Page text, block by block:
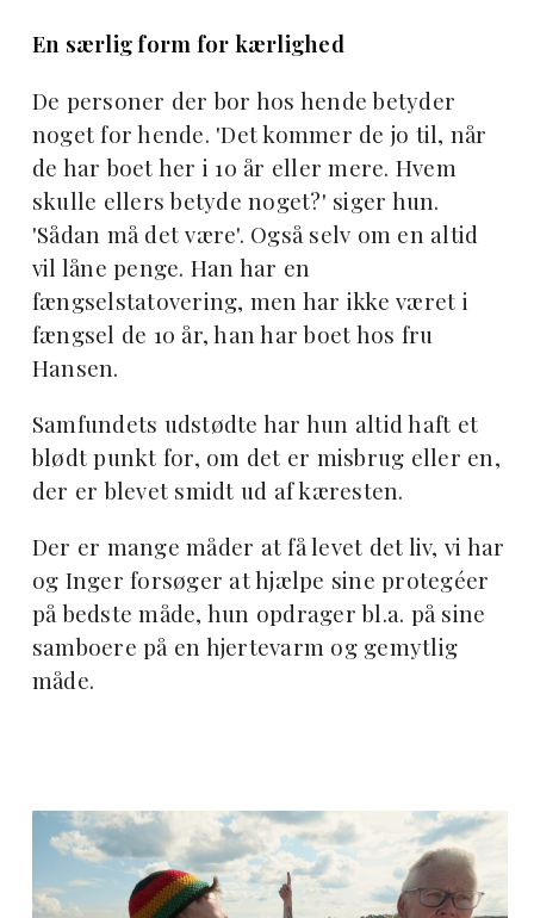
En særlig form for kærlighed
De personer der bor hos hende betyder
noget for hende. 'Det kommer de jo til, når
de har boet her i 10 år eller mere. Hvem
skulle ellers betyde noget?' siger hun.
'Sådan må det være'. Også selv om en altid
vil låne penge. Han har en
fængselstatovering, men har ikke været i
fængsel de 10 år, han har boet hos fru
Hansen.
Samfundets udstødte har hun altid haft et
blødt punkt for, om det er misbrug eller en,
der er blevet smidt ud af kæresten.
Der er mange måder at få levet det liv, vi har
og Inger forsøger at hjælpe sine protegéer
på bedste måde, hun opdrager bl.a. på sine
samboere på en hjertevarm og gemytlig
måde.